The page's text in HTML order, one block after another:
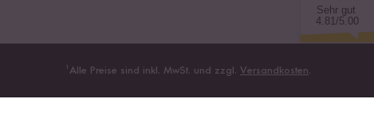
¹Alle Preise sind inkl. MwSt. und zzgl. Versandkosten.
Sehr gut
4.81/5.00